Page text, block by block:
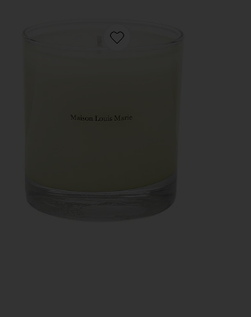
Favorite NO.05 KANDILLI